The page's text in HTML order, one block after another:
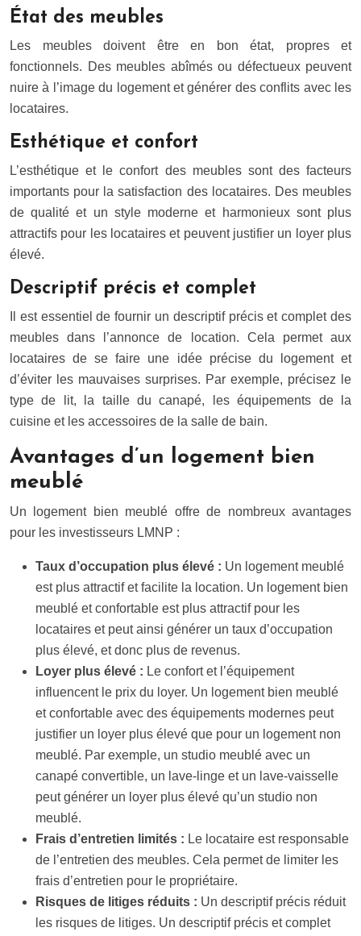
État des meubles
Les meubles doivent être en bon état, propres et
fonctionnels. Des meubles abîmés ou défectueux peuvent
nuire à l’image du logement et générer des conflits avec les
locataires.
Esthétique et confort
L’esthétique et le confort des meubles sont des facteurs
importants pour la satisfaction des locataires. Des meubles
de qualité et un style moderne et harmonieux sont plus
attractifs pour les locataires et peuvent justifier un loyer plus
élevé.
Descriptif précis et complet
Il est essentiel de fournir un descriptif précis et complet des
meubles dans l’annonce de location. Cela permet aux
locataires de se faire une idée précise du logement et
d’éviter les mauvaises surprises. Par exemple, précisez le
type de lit, la taille du canapé, les équipements de la
cuisine et les accessoires de la salle de bain.
Avantages d’un logement bien
meublé
Un logement bien meublé offre de nombreux avantages
pour les investisseurs LMNP :
Taux d’occupation plus élevé : Un logement meublé
est plus attractif et facilite la location. Un logement bien
meublé et confortable est plus attractif pour les
locataires et peut ainsi générer un taux d’occupation
plus élevé, et donc plus de revenus.
Loyer plus élevé : Le confort et l’équipement
influencent le prix du loyer. Un logement bien meublé
et confortable avec des équipements modernes peut
justifier un loyer plus élevé que pour un logement non
meublé. Par exemple, un studio meublé avec un
canapé convertible, un lave-linge et un lave-vaisselle
peut générer un loyer plus élevé qu’un studio non
meublé.
Frais d’entretien limités : Le locataire est responsable
de l’entretien des meubles. Cela permet de limiter les
frais d’entretien pour le propriétaire.
Risques de litiges réduits : Un descriptif précis réduit
les risques de litiges. Un descriptif précis et complet